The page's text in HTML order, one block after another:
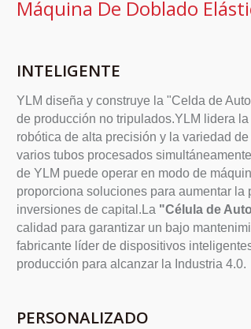
Máquina De Doblado
INTELIGENTE
YLM diseña y construye la "Celda de
de producción no tripulados.YLM lidera
robótica de alta precisión y la variedad
varios tubos procesados
de YLM puede operar en modo de
proporciona soluciones para aumentar
inversiones de capital.La "Célula de
calidad para garantizar un bajo
fabricante líder de dispositivos
producción para alcanzar la Industria 4.0.
PERSONALIZADO